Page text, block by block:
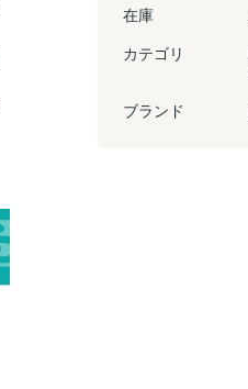
在庫
カテゴリ
ブランド